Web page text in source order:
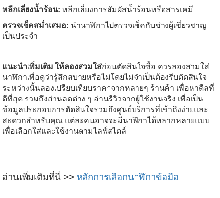
หลีกเลี่ยงน้ำร้อน: หลีกเลี่ยงการสัมผัสน้ำร้อนหรือสารเคมี
ตรวจเช็คสม่ำเสมอ: นำนาฬิกาไปตรวจเช็คกับช่างผู้เชี่ยวชาญ
เป็นประจำ
แนะนำเพิ่มเติม ให้ลองสวมใส่ก่อนตัดสินใจซื้อ ควรลองสวมใส่
นาฬิกาเพื่อดูว่ารู้สึกสบายหรือไม่โดยไม่จำเป็นต้องรีบตัดสินใจ
ระหว่างนั้นลองเปรียบเทียบราคาจากหลายๆ ร้านค้า เพื่อหาดีลที่
ดีที่สุด รวมถึงส่วนลดต่าง ๆ อ่านรีวิวจากผู้ใช้งานจริง เพื่อเป็น
ข้อมูลประกอบการตัดสินใจรวมถึงศูนย์บริการที่เข้าถึงง่ายและ
สะดวกสำหรับคุณ แต่ละคนอาจจะมีนาฬิกาได้หลากหลายแบบ
เพื่อเลือกใส่และใช้งานตามไลฟ์สไตล์
อ่านเพิ่มเติมที่นี่ >> หลักการเลือกนาฬิกาข้อมือ